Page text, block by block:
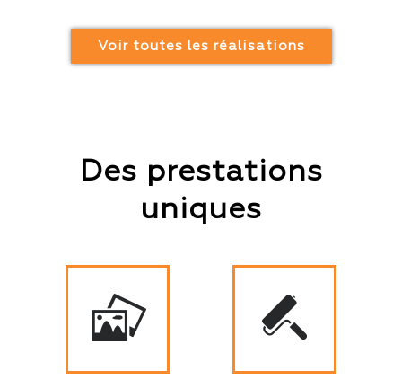
Voir toutes les réalisations
Des prestations
uniques